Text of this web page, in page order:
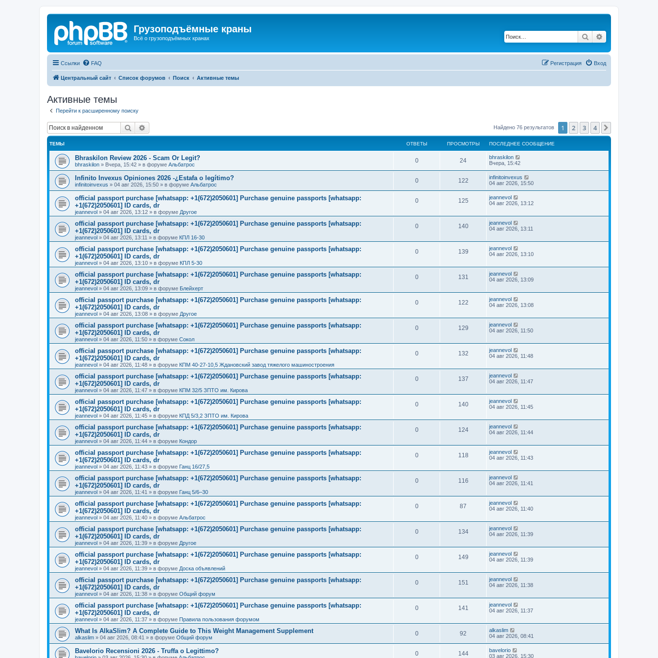
Грузоподъёмные краны
Всё о грузоподъёмных кранах Поиск
Ссылки FAQ Вход
Регистрация
Центральный сайт Список форумов Поиск Активные темы
Активные темы
Перейти к расширенному поиску
Поиск Найдено 76 результатов 1 2 3 4
ТЕМЫ ОТВЕТЫ ПРОСМОТРЫ ПОСЛЕДНЕЕ СООБЩЕНИЕ
Bhraskilon Review 2026 - Scam Or Legit?
bhraskilon » Вчера, 15:42 » в форуме Альбатрос
0 24
bhraskilon
Вчера, 15:42
Infinito Invexus Opiniones 2026 -¿Estafa o legítimo?
infinitoinvexus » 04 авг 2026, 15:50 » в форуме Альбатрос
0 122
infinitoinvexus
04 авг 2026, 15:50
official passport purchase [whatsapp: +1(672)2050601] Purchase genuine passports [whatsapp:
+1(672)2050601] ID cards, dr
jeannevol » 04 авг 2026, 13:12 » в форуме Другое
0 125
jeannevol
04 авг 2026, 13:12
official passport purchase [whatsapp: +1(672)2050601] Purchase genuine passports [whatsapp:
+1(672)2050601] ID cards, dr
jeannevol » 04 авг 2026, 13:11 » в форуме КПЛ 16-30
0 140
jeannevol
04 авг 2026, 13:11
official passport purchase [whatsapp: +1(672)2050601] Purchase genuine passports [whatsapp:
+1(672)2050601] ID cards, dr
jeannevol » 04 авг 2026, 13:10 » в форуме КПЛ 5-30
0 139
jeannevol
04 авг 2026, 13:10
official passport purchase [whatsapp: +1(672)2050601] Purchase genuine passports [whatsapp:
+1(672)2050601] ID cards, dr
jeannevol » 04 авг 2026, 13:09 » в форуме Блейхерт
0 131
jeannevol
04 авг 2026, 13:09
official passport purchase [whatsapp: +1(672)2050601] Purchase genuine passports [whatsapp:
+1(672)2050601] ID cards, dr
jeannevol » 04 авг 2026, 13:08 » в форуме Другое
0 122
jeannevol
04 авг 2026, 13:08
official passport purchase [whatsapp: +1(672)2050601] Purchase genuine passports [whatsapp:
+1(672)2050601] ID cards, dr
jeannevol » 04 авг 2026, 11:50 » в форуме Сокол
0 129
jeannevol
04 авг 2026, 11:50
official passport purchase [whatsapp: +1(672)2050601] Purchase genuine passports [whatsapp:
+1(672)2050601] ID cards, dr
jeannevol » 04 авг 2026, 11:48 » в форуме КПМ 40-27-10,5 Ждановский завод тяжелого машиностроения
0 132
jeannevol
04 авг 2026, 11:48
official passport purchase [whatsapp: +1(672)2050601] Purchase genuine passports [whatsapp:
+1(672)2050601] ID cards, dr
jeannevol » 04 авг 2026, 11:47 » в форуме КПМ 32/5 ЗПТО им. Кирова
0 137
jeannevol
04 авг 2026, 11:47
official passport purchase [whatsapp: +1(672)2050601] Purchase genuine passports [whatsapp:
+1(672)2050601] ID cards, dr
jeannevol » 04 авг 2026, 11:45 » в форуме КПД 5/3,2 ЗПТО им. Кирова
0 140
jeannevol
04 авг 2026, 11:45
official passport purchase [whatsapp: +1(672)2050601] Purchase genuine passports [whatsapp:
+1(672)2050601] ID cards, dr
jeannevol » 04 авг 2026, 11:44 » в форуме Кондор
0 124
jeannevol
04 авг 2026, 11:44
official passport purchase [whatsapp: +1(672)2050601] Purchase genuine passports [whatsapp:
+1(672)2050601] ID cards, dr
jeannevol » 04 авг 2026, 11:43 » в форуме Ганц 16/27,5
0 118
jeannevol
04 авг 2026, 11:43
official passport purchase [whatsapp: +1(672)2050601] Purchase genuine passports [whatsapp:
+1(672)2050601] ID cards, dr
jeannevol » 04 авг 2026, 11:41 » в форуме Ганц 5/6–30
0 116
jeannevol
04 авг 2026, 11:41
official passport purchase [whatsapp: +1(672)2050601] Purchase genuine passports [whatsapp:
+1(672)2050601] ID cards, dr
jeannevol » 04 авг 2026, 11:40 » в форуме Альбатрос
0 87
jeannevol
04 авг 2026, 11:40
official passport purchase [whatsapp: +1(672)2050601] Purchase genuine passports [whatsapp:
+1(672)2050601] ID cards, dr
jeannevol » 04 авг 2026, 11:39 » в форуме Другое
0 134
jeannevol
04 авг 2026, 11:39
official passport purchase [whatsapp: +1(672)2050601] Purchase genuine passports [whatsapp:
+1(672)2050601] ID cards, dr
jeannevol » 04 авг 2026, 11:39 » в форуме Доска объявлений
0 149
jeannevol
04 авг 2026, 11:39
official passport purchase [whatsapp: +1(672)2050601] Purchase genuine passports [whatsapp:
+1(672)2050601] ID cards, dr
jeannevol » 04 авг 2026, 11:38 » в форуме Общий форум
0 151
jeannevol
04 авг 2026, 11:38
official passport purchase [whatsapp: +1(672)2050601] Purchase genuine passports [whatsapp:
+1(672)2050601] ID cards, dr
jeannevol » 04 авг 2026, 11:37 » в форуме Правила пользования форумом
0 141
jeannevol
04 авг 2026, 11:37
What Is AlkaSlim? A Complete Guide to This Weight Management Supplement
alkaslim » 04 авг 2026, 08:41 » в форуме Общий форум
0 92
alkaslim
04 авг 2026, 08:41
Bavelorio Recensioni 2026 - Truffa o Legittimo? 0 144
bavelorio
03 авг 2026, 15:30